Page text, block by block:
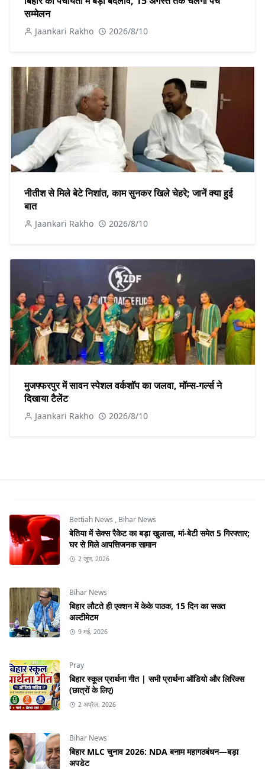
सम्मेलन
Jaankari Rakho 2026/8/10
नीतीश से मिले बेटे निशांत, काम सुनकर खिले चेहरे; जानें क्या हुई
बात
Jaankari Rakho 2026/8/10
मुजफ्फरपुर में सावन स्पेशल वर्कशॉप का जलवा, मॉम्स-गर्ल्स ने
दिखाया टैलेंट
Jaankari Rakho 2026/8/10
Bettiah News , Bihar News
बेतिया में सेक्स रैकेट का बड़ा खुलासा, मां-बेटी समेत 5 गिरफ्तार;
घर से मिले आपत्तिजनक सामान
2 जून, 2026
Bihar News
बिहार लौटते ही एक्शन में केके पाठक, 15 दिन का सख्त
अल्टीमेटम
9 मई, 2026
Pray
बिहार स्कूल प्रार्थना गीत | सभी प्रार्थना ऑडियो और लिरिक्स
(छात्रों के लिए)
2 अप्रैल, 2026
Bihar News
बिहार MLC चुनाव 2026: NDA बनाम महागठबंधन—बड़ा
अपडेट